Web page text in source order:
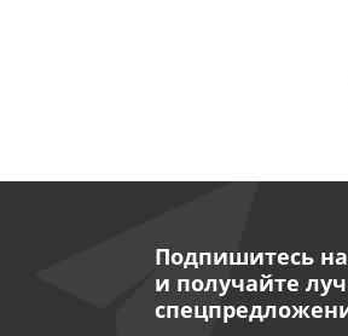
Подпишитесь
и получайте